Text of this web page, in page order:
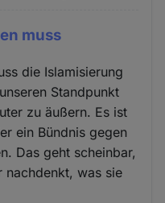
muss
die Islamisierung
Standpunkt
zu äußern. Es ist
ein Bündnis gegen
Das geht scheinbar,
nachdenkt, was sie